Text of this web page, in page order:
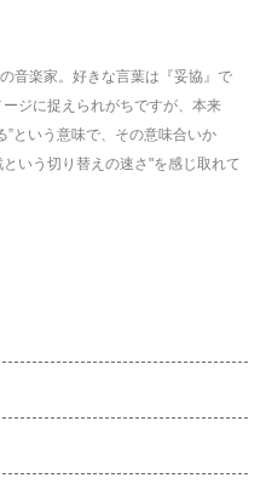
音楽家。好きな言葉は『妥協』で
ジに捉えられがちですが、本来
”という意味で、その意味合いか
いう切り替えの速さ"を感じ取れて